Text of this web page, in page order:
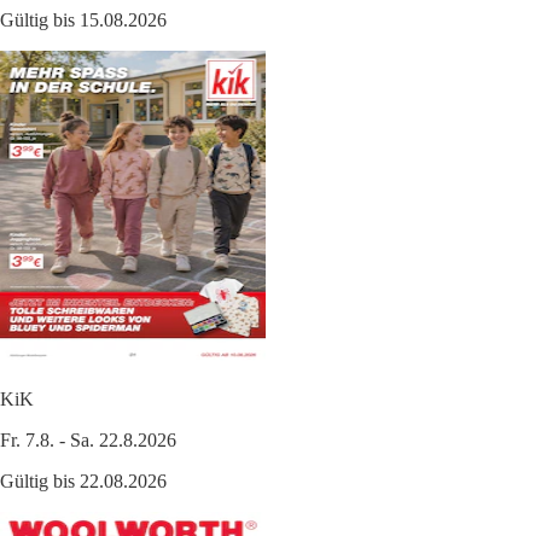
Gültig bis 15.08.2026
KiK
Fr. 7.8. - Sa. 22.8.2026
Gültig bis 22.08.2026